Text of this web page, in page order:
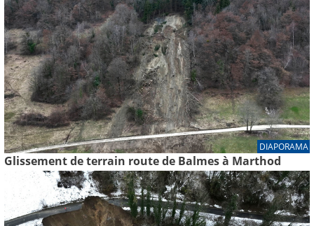
DIAPORAMA
Glissement de terrain route de Balmes à Marthod